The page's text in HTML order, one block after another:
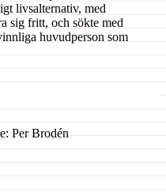
livsalternativ, med
sig fritt, och sökte med
huvudperson som
Per Brodén